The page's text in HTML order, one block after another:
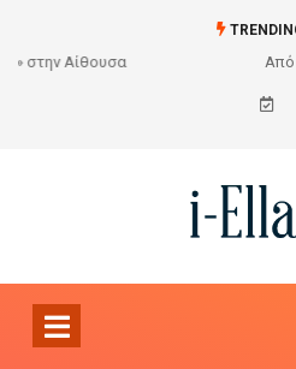
Από το Σχέδιο στην